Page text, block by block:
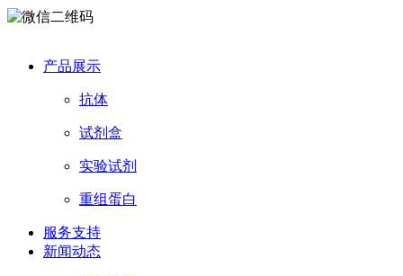
产品展示
抗体
试剂盒
实验试剂
重组蛋白
服务支持
新闻动态